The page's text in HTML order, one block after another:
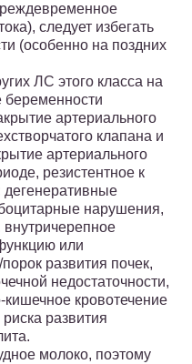
следует избегать
(особенно на поздних
ЛС этого класса на
беременности
артериального
клапана и
артериального
резистентное к
дегенеративные
нарушения,
или
развития почек,
недостаточности,
кровотечение
развития
молоко, поэтому